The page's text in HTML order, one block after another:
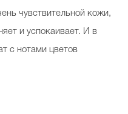
чувствительной кожи,
и успокаивает. И в
с нотами цветов